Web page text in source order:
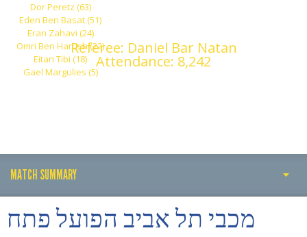
Dor Peretz (63)
Eden Ben Basat (51)
Eran Zahavi (24)
Omri Ben Harush (22)
Eitan Tibi (18)
Gael Margulies (5)
Referee: Daniel Bar Natan
Attendance: 8,242
MATCH SUMMARY
PLAY BY PLAY
מכבי תל אביב הפועל פתח